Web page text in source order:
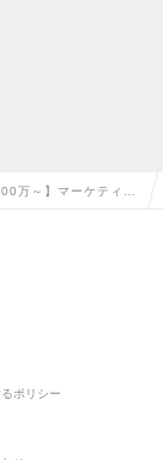
万～】マーケティン
長の求人情報
ポリシー